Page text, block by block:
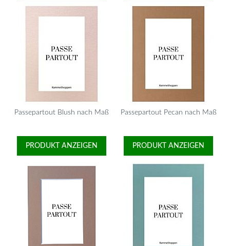
Passepartout Blush nach Maß
PRODUKT ANZEIGEN
Passepartout Pecan nach Maß
PRODUKT ANZEIGEN